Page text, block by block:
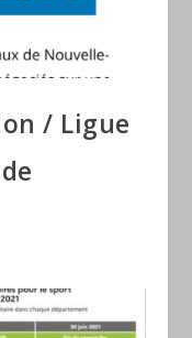
/ Ligue